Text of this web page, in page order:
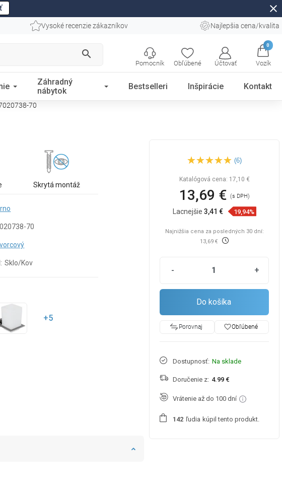
close
Vysoké recenzie zákazníkov Najlepšia cena/kvalita
search
Obľúbené Účtovať
0
Vozík
Pomocník
Záhradný
nábytok
Bestselleri Inšpirácie Kontakt
70
Skrytá montáž
70
Sklo/Kov
+5
Mexen Arno držiak na zubné
kefky, čierny - 7020738-70
(6)
Katalógová cena: 17,10 €
13,69 € (s DPH)
Lacnejšie3,41 € 19,94%
Najnižšia cena za posledných 30 dní:
13,69 €
- +
Do košíka
Porovnaj favorite_borderObľúbené
Dostupnosť: Na sklade
Doručenie z: 4.99 €
Vrátenie až do 100 dní
1 42 ľudia kúpil tento produkt.